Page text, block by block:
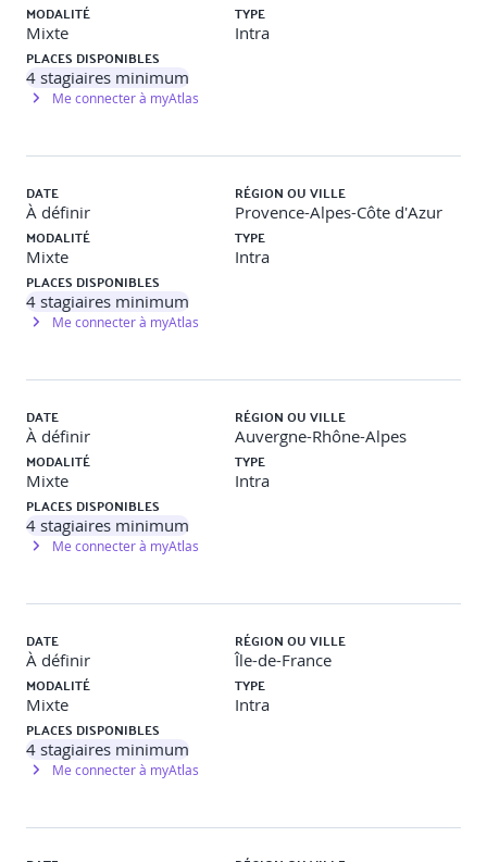
Valider l’appropriation de la méthodologie du livrable
stratégique et de son synoptique en s’appuyant sur les
premiers éléments produits en structurant les premières
(diagnostic global, RSE, éléments financiers).
Après le webinaire (2h) « Structuration des rubriques du
plan stratégique »
J6 et J7 : Session en présentiel (14h)
et commerciale »
Rôle et impact du marketing sur la performance globale et
articulation avec la vision d’entreprise
Les critères attractivité, compétitivité et les scénarios à
construire
Choix des critères de segmentation et concept de
Articulation du plan marketing avec le plan stratégique et
le plan d’action commerciale
Intersession : Travail en autonomie (3h)
plan marketing dans le projet stratégique »
J8 :Classe virtuelle(5h)« Outils numériques, IA et
MODALITÉ
Mixte
TYPE
Intra
PLACES DISPONIBLES
4 stagiaires minimum
Me connecter à myAtlas
DATE
À définir
RÉGION OU VILLE
Provence-Alpes-Côte d'Azur
MODALITÉ
Mixte
TYPE
Intra
PLACES DISPONIBLES
4 stagiaires minimum
Me connecter à myAtlas
DATE
À définir
RÉGION OU VILLE
Auvergne-Rhône-Alpes
MODALITÉ
Mixte
TYPE
Intra
PLACES DISPONIBLES
4 stagiaires minimum
Me connecter à myAtlas
DATE
À définir
RÉGION OU VILLE
Île-de-France
MODALITÉ
Mixte
TYPE
Intra
PLACES DISPONIBLES
4 stagiaires minimum
Me connecter à myAtlas